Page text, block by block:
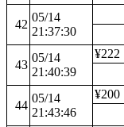
42
05/14
21:37:30
43
05/14
21:40:39
¥222
44
05/14
21:43:46
¥200